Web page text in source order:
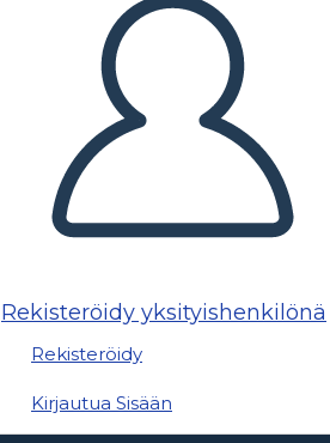
Rekisteröidy yksityishenkilönä
Rekisteröidy
Kirjautua Sisään